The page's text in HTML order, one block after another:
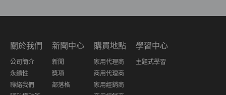
關於我們
公司簡介
永續性
聯絡我們
新聞中心
新聞
獎項
部落格
購買地點
家用代理商
商用代理商
家用經銷商
學習中心
主題式學習